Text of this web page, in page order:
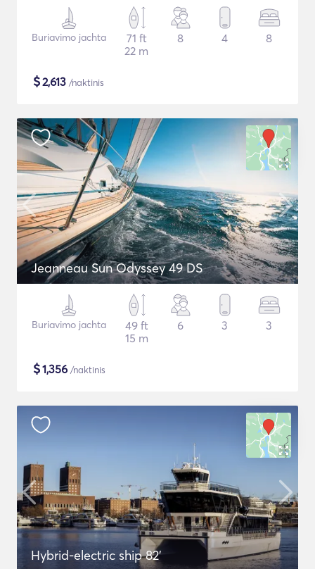
Buriavimo jachta
71 ft
22 m
8 4 8
$2,613 /naktinis
Jeanneau Sun Odyssey 49 DS
Buriavimo jachta
49 ft
15 m
6 3 3
$1,356 /naktinis
Hybrid-electric ship 82'